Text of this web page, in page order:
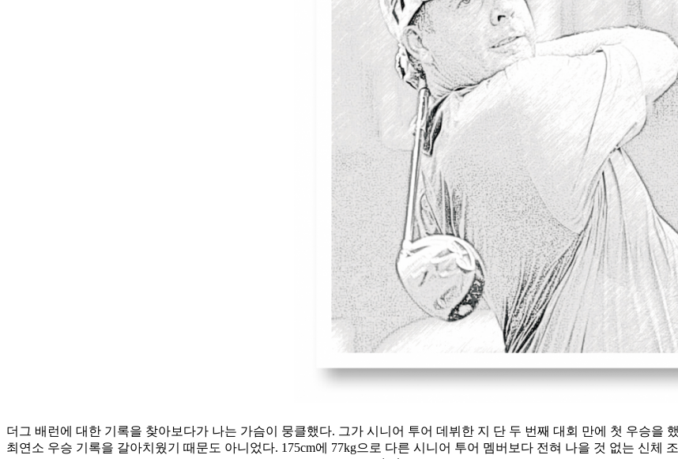
더그 배런에 대한 기록을 찾아보다가 나는 가슴이 뭉클했다. 그가 시니어 투어 데뷔한 지 단 두 번째 대회 만에 첫 우승을
최연소 우승 기록을 갈아치웠기 때문도 아니었다. 175cm에 77kg으로 다른 시니어 투어 멤버보다 전혀 나을 것 없는 신체